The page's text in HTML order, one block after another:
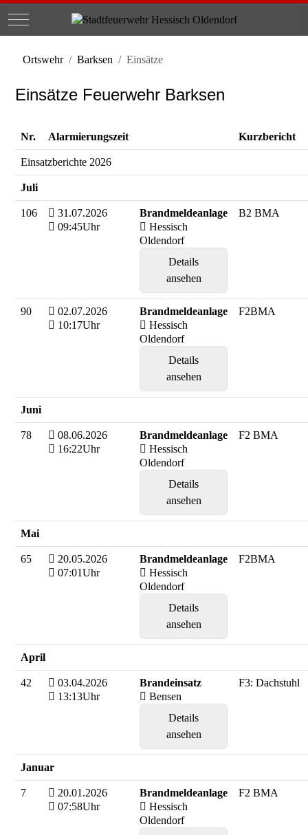
Mobile Menu Toggle
Ortswehr Barksen Einsätze
Einsätze Feuerwehr Barksen
Nr. Alarmierungszeit Kurzbericht
Einsatzberichte 2026
Juli
106
31.07.2026
09:45Uhr
Brandmeldeanlage
Hessisch
Oldendorf
Details
ansehen
B2 BMA
90
02.07.2026
10:17Uhr
Brandmeldeanlage
Hessisch
Oldendorf
Details
ansehen
F2BMA
Juni
78
08.06.2026
16:22Uhr
Brandmeldeanlage
Hessisch
Oldendorf
Details
ansehen
F2 BMA
Mai
65
20.05.2026
07:01Uhr
Brandmeldeanlage
Hessisch
Oldendorf
Details
ansehen
F2BMA
April
42
03.04.2026
13:13Uhr
Brandeinsatz
Bensen
Details
ansehen
F3: Dachstuhl
Januar
7
20.01.2026
07:58Uhr
Brandmeldeanlage
Hessisch
Oldendorf
F2 BMA